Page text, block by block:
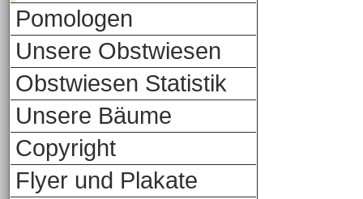
Pomologen
Unsere Obstwiesen
Obstwiesen Statistik
Unsere Bäume
Copyright
Flyer und Plakate